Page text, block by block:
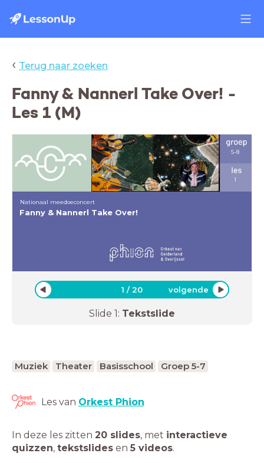
‹ Terug naar zoeken
Fanny & Nannerl Take Over! -
Les 1 (M)
5-8
1
Fanny & Nannerl Take Over!
Nationaal meedoeconcert
1 /20 volgende
Slide 1: Tekstslide
Muziek Theater Basisschool Groep 5-7
Les van Orkest Phion
In deze les zitten 20 slides, met interactieve
quizzen, tekstslides en 5 videos.